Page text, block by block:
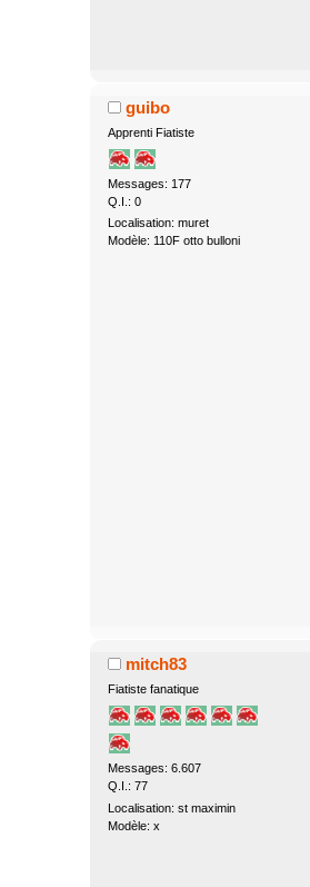
guibo
Apprenti Fiatiste
Messages: 177
Q.I.: 0
Localisation: muret
Modèle: 110F otto bulloni
mitch83
Fiatiste fanatique
Messages: 6.607
Q.I.: 77
Localisation: st maximin
Modèle: x